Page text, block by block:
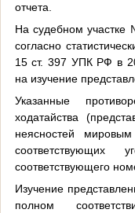
отчета.
На судебном участке
согласно
15 ст. 397 УПК РФ в
на изучение
Указанные
ходатайства
неясностей
соответствующих
соответствующего
Изучение
полном